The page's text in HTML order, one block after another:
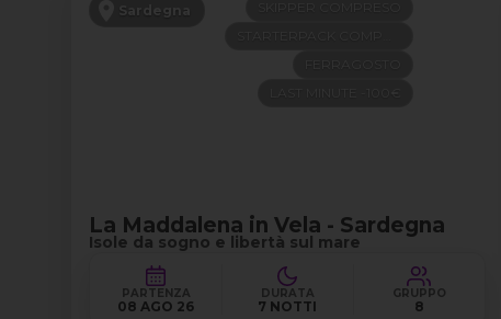
Sardegna
La Maddalena in Vela - Sardegna
Isole da sogno e libertà sul mare
PARTENZA
08 AGO 26
DURATA
7 NOTTI
GRUPPO
8